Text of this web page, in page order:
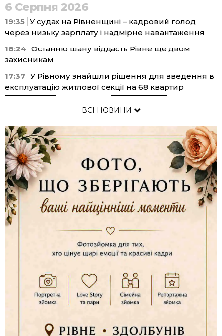
6 Серпня 2026
19:35 У судах на Рівненщині – кадровий голод
через низьку зарплату і надмірне навантаження
18:24 Останню шану віддасть Рівне ще двом
захисникам
17:37 У Рівному знайшли рішення для введення в
експлуатацію житлової секції на 68 квартир
ВСІ НОВИНИ